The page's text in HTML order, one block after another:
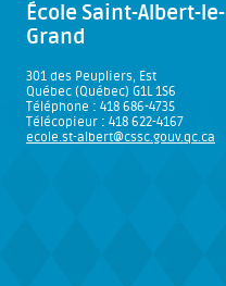
École Saint-Albert-le-
Grand
301 des Peupliers, Est
Québec (Québec) G1L 1S6
Téléphone : 418 686-4735
Télécopieur : 418 622-4167
ecole.st-albert@cssc.gouv.qc.ca